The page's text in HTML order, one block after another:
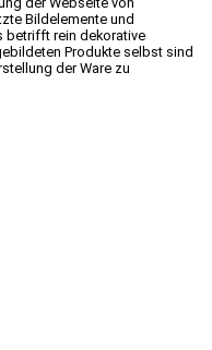
Bildelemente und
betrifft rein dekorative
Produkte selbst sind
der Ware zu